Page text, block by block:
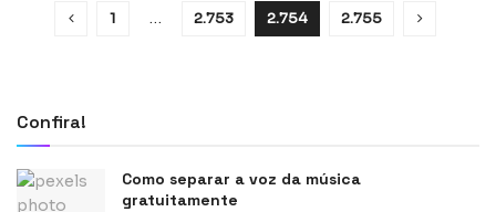
1 … 2.753 2.754 2.755
Confira!
Como separar a voz da música
gratuitamente